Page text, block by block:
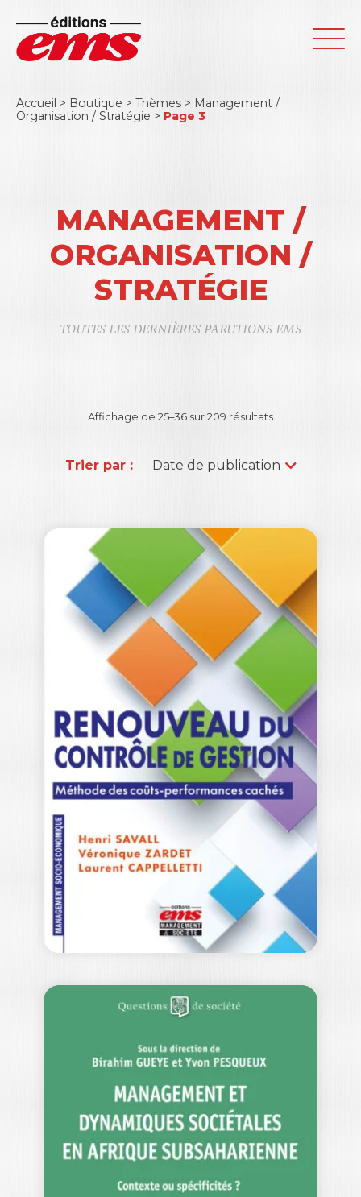
Accueil > Boutique > Thèmes > Management /
Organisation / Stratégie > Page 3
MANAGEMENT /
ORGANISATION /
STRATÉGIE
TOUTES LES DERNIÈRES PARUTIONS EMS
Affichage de 25–48 sur 209 résultats
Trier par :
RENOUVEAU DU
CONTRÔLE DE
GESTION